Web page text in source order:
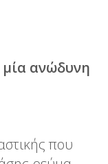
ανώδυνη
που